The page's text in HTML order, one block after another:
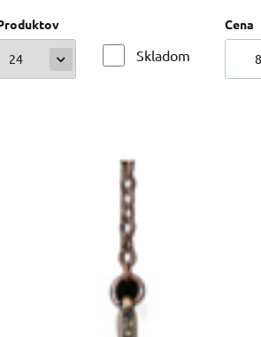
Skladom
Cena
kremeňa + číry kremeň + bronz,
retiazka cca 26,5